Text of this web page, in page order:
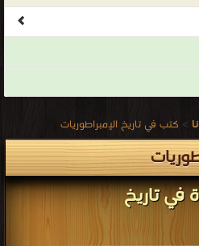
> كتب في تاريخ الإمبراطوريات
في تاريخ